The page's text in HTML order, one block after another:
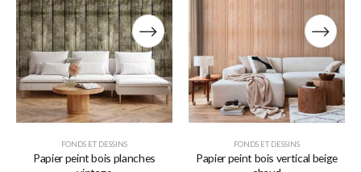
FONDS ET DESSINS
Papier peint bois planches
FONDS ET DESSINS
Papier peint bois vertical beige